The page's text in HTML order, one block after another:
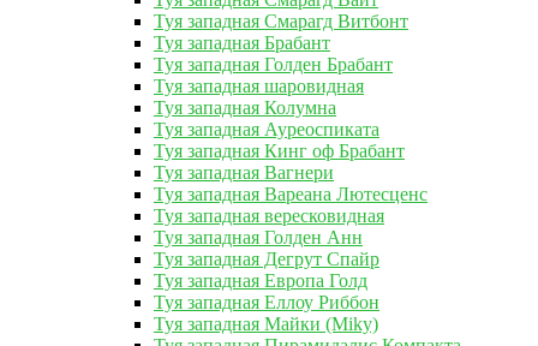
Туя западная Смарагд Витбонт
Туя западная Брабант
Туя западная Голден Брабант
Туя западная шаровидная
Туя западная Колумна
Туя западная Ауреоспиката
Туя западная Кинг оф Брабант
Туя западная Вагнери
Туя западная Вареана Лютесценс
Туя западная вересковидная
Туя западная Голден Анн
Туя западная Дегрут Спайр
Туя западная Европа Голд
Туя западная Еллоу Риббон
Туя западная Майки (Miky)